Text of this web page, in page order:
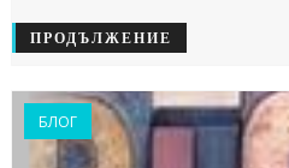
ПРОДЪЛЖЕНИЕ
БЛОГ